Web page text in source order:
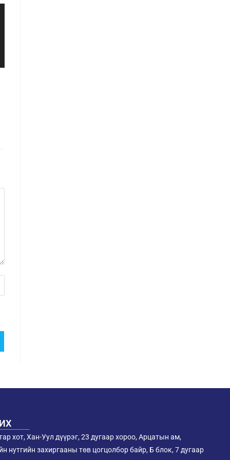
хот, Хан-Уул дүүрэг, 23 дугаар хороо, Арцатын ам,
нутгийн захиргааны төв цогцолбор байр, Б блок, 7 дугаар